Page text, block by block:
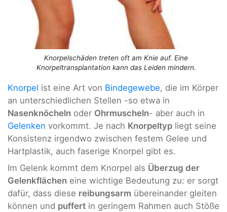
Knorpelschäden treten oft am Knie auf. Eine
Knorpeltransplantation kann das Leiden mindern.
Knorpel ist eine Art von Bindegewebe, die im Körper
an unterschiedlichen Stellen -so etwa in
Nasenknöcheln oder Ohrmuscheln- aber auch in
Gelenken vorkommt. Je nach Knorpeltyp liegt seine
Konsistenz irgendwo zwischen festem Gelee und
Hartplastik, auch faserige Knorpel gibt es.
Im Gelenk kommt dem Knorpel als Überzug der
Gelenkflächen eine wichtige Bedeutung zu: er sorgt
dafür, dass diese reibungsarm übereinander gleiten
können und puffert in geringem Rahmen auch Stöße